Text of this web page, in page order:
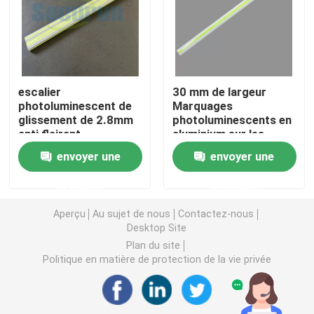
Signes photoluminescents du feu
Flair photoluminescent d'escalier
Marquages ​​de chemin de sortie photoluminescents
Inscriptions lumineuses de chemin de sortie
Bande photoluminescente
Bandes photoluminescentes de balustrade
Produits de sécurité photoluminescents
escalier
photoluminescent de
glissement de 2.8mm
anti flairant
l'emballage de carton
envoyer une
30 mm de largeur
Marquages
photoluminescents en
aluminium sur les
bords des escaliers
envoyer une
Aperçu Au sujet de nous
Contactez-nous
Desktop Site
Plan du site
Politique en matière de protection de la vie privée